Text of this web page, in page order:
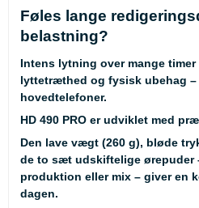
Føles lange
belastning?
Intens lytning over mange
lyttetræthed og fysisk ubehag
hovedtelefoner.
HD 490 PRO er udviklet med
Den lave vægt (260 g), bløde
de to sæt udskiftelige ørepuder
produktion eller mix – giver en
dagen.